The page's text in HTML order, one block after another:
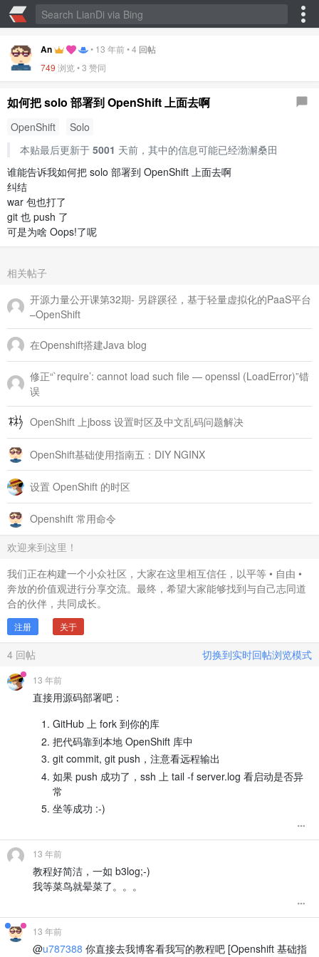
An • 13 年前•4 回帖
749 浏览 •3 赞同
如何把 solo 部署到 OpenShift 上面去啊
OpenShift
Solo
本贴最后更新于 5001 天前，其中的信息可能已经渤澥桑田
谁能告诉我如何把 solo 部署到 OpenShift 上面去啊
纠结
war 包也打了
git 也 push 了
可是为啥 Oops!了呢
相关帖子
开源力量公开课第32期- 另辟蹊径，基于轻量虚拟化的PaaS平台
–OpenShift
在Openshift搭建Java blog
修正“`require’: cannot load such file — openssl (LoadError)”错
误
OpenShift 上jboss 设置时区及中文乱码问题解决
OpenShift基础使用指南五：DIY NGINX
设置 OpenShift 的时区
Openshift 常用命令
欢迎来到这里！
我们正在构建一个小众社区，大家在这里相互信任，以平等 • 自由 •
奔放的价值观进行分享交流。最终，希望大家能够找到与自己志同道
合的伙伴，共同成长。
注册 关于
4 回帖 切换到实时回帖浏览模式
13 年前
直接用源码部署吧：
GitHub 上 fork 到你的库
把代码靠到本地 OpenShift 库中
git commit, git push，注意看远程输出
如果 push 成功了，ssh 上 tail -f server.log 看启动是否异
常
坐等成功 :-)
13 年前
教程好简洁，一如 b3log;-)
我等菜鸟就晕菜了。。。
13 年前
@u787388 你直接去我博客看我写的教程吧 [Openshift 基础指